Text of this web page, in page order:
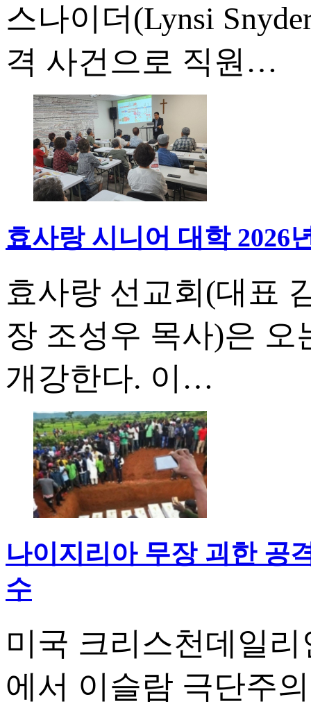
스나이더(Lynsi
격 사건으로 직원…
효사랑 시니어 대학 2026
효사랑 선교회(대표
장 조성우 목사)은 오
개강한다. 이…
나이지리아 무장 괴한 공
수
미국 크리스천데일
에서 이슬람 극단주